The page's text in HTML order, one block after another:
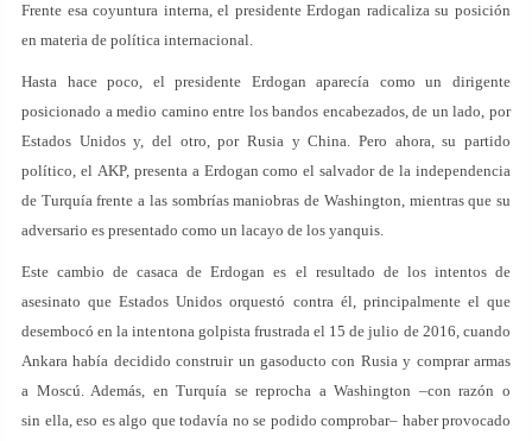
Frente esa coyuntura interna, el presidente Erdogan radicaliza su posición
en materia de política internacional.
Hasta hace poco, el presidente Erdogan aparecía como un dirigente
posicionado a medio camino entre los bandos encabezados, de un lado, por
Estados Unidos y, del otro, por Rusia y China. Pero ahora, su partido
político, el AKP, presenta a Erdogan como el salvador de la independencia
de Turquía frente a las sombrías maniobras de Washington, mientras que su
adversario es presentado como un lacayo de los yanquis.
Este cambio de casaca de Erdogan es el resultado de los intentos de
asesinato que Estados Unidos orquestó contra él, principalmente el que
desembocó en la intentona golpista frustrada el 15 de julio de 2016, cuando
Ankara había decidido construir un gasoducto con Rusia y comprar armas
a Moscú. Además, en Turquía se reprocha a Washington –con razón o
sin ella, eso es algo que todavía no se podido comprobar– haber provocado